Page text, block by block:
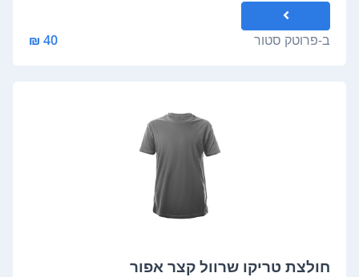
ב-פרוטק סטור 40 ₪
חולצת טריקו שרוול קצר אפור